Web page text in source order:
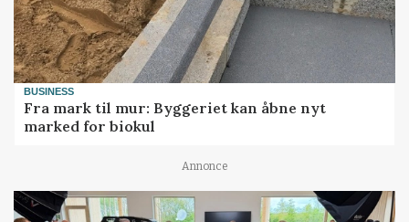
BUSINESS
Fra mark til mur: Byggeriet kan åbne nyt
marked for biokul
Annonce